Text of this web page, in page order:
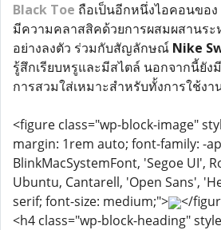
Black Toe ถือเป็นอีกหนึ่งไอคอนของ
มีความคลาสสิคด้วยการผสมผสานระ
อย่างลงตัว ร่วมกับสัญลักษณ์ Nike
รู้สึกเรียบหรูและมีสไตล์ นอกจากนี้ยั
การสวมใส่เหมาะสำหรับทั้งการใช้ง
<figure class="wp-block-image"
margin: 1rem auto; font-family: -
BlinkMacSystemFont, 'Segoe UI',
Ubuntu, Cantarell, 'Open Sans',
serif; font-size: medium;">
</
<h4 class="wp-block-heading"